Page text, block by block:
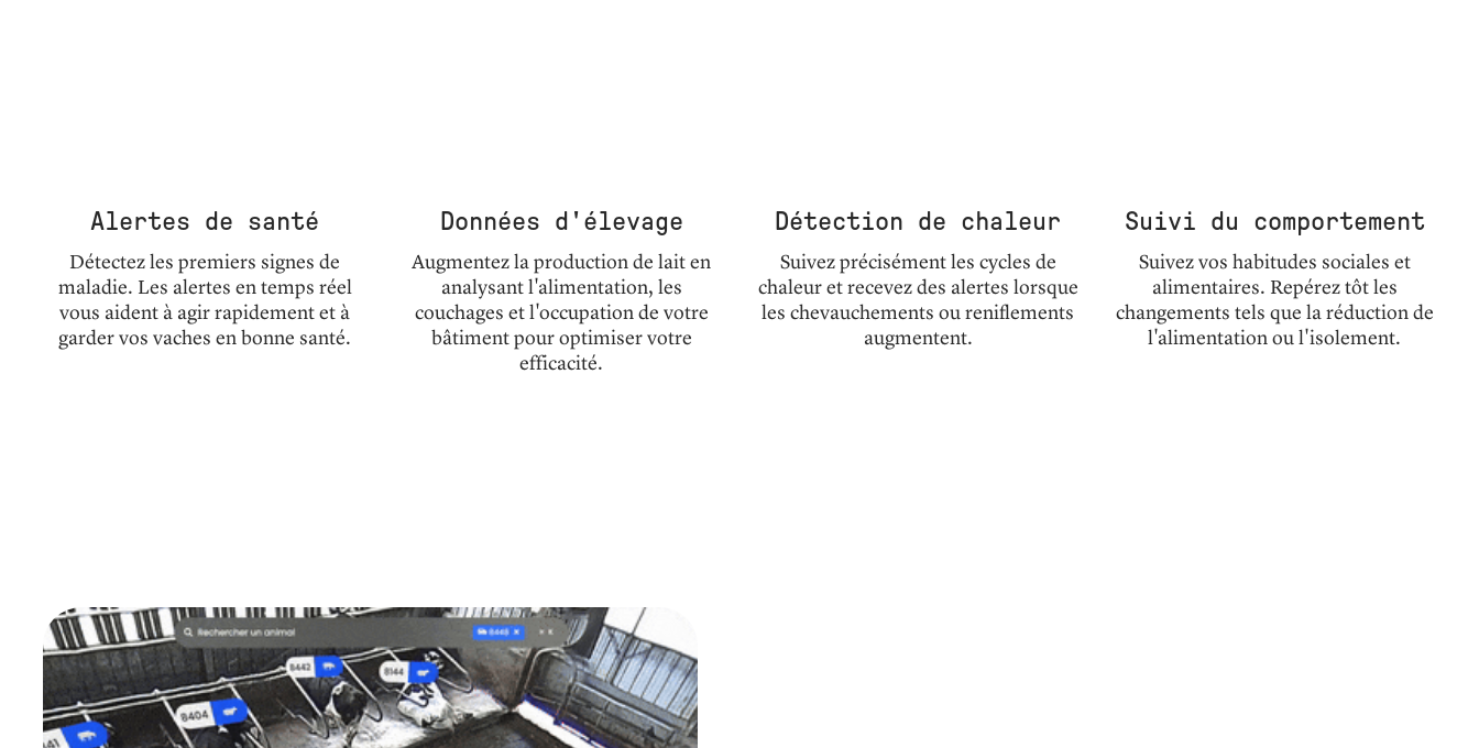
Alertes de santé
Détectez les premiers signes de
maladie. Les alertes en temps réel
vous aident à agir rapidement et à
garder vos vaches en bonne santé.
Données d'élevage
Augmentez la production de lait en
analysant l'alimentation, les
couchages et l'occupation de votre
bâtiment pour optimiser votre
efficacité.
Détection de chaleur
Suivez précisément les cycles de
chaleur et recevez des alertes lorsque
les chevauchements ou reniflements
augmentent.
Suivi du comportement
Suivez vos habitudes sociales et
alimentaires. Repérez tôt les
changements tels que la réduction de
l'alimentation ou l'isolement.